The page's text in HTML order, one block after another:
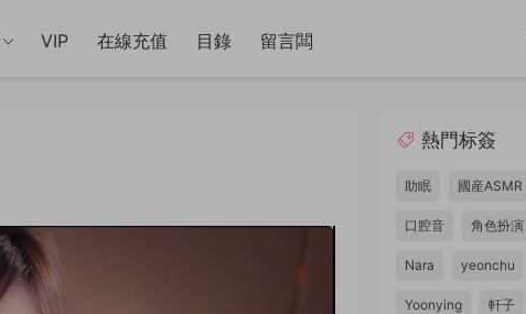
VIP 在線充值 目錄 留言闆
熱門标簽
助眠 國産ASMR
口腔音 角色扮演
Nara yeonchu
Yoonying 軒子